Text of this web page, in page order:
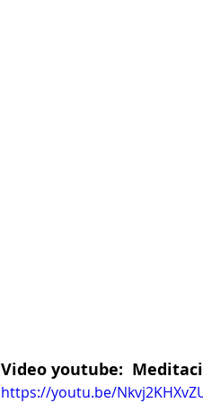
Video youtube:
https://youtu.be/